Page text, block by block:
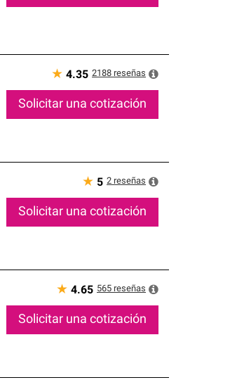
★ 4.35 2188 reseñas
Solicitar una cotización
★ 5 2 reseñas
Solicitar una cotización
★ 4.65 565 reseñas
Solicitar una cotización